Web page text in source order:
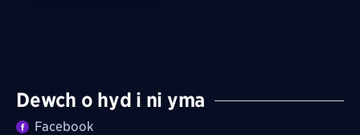
Dewch o hyd i ni yma
Facebook